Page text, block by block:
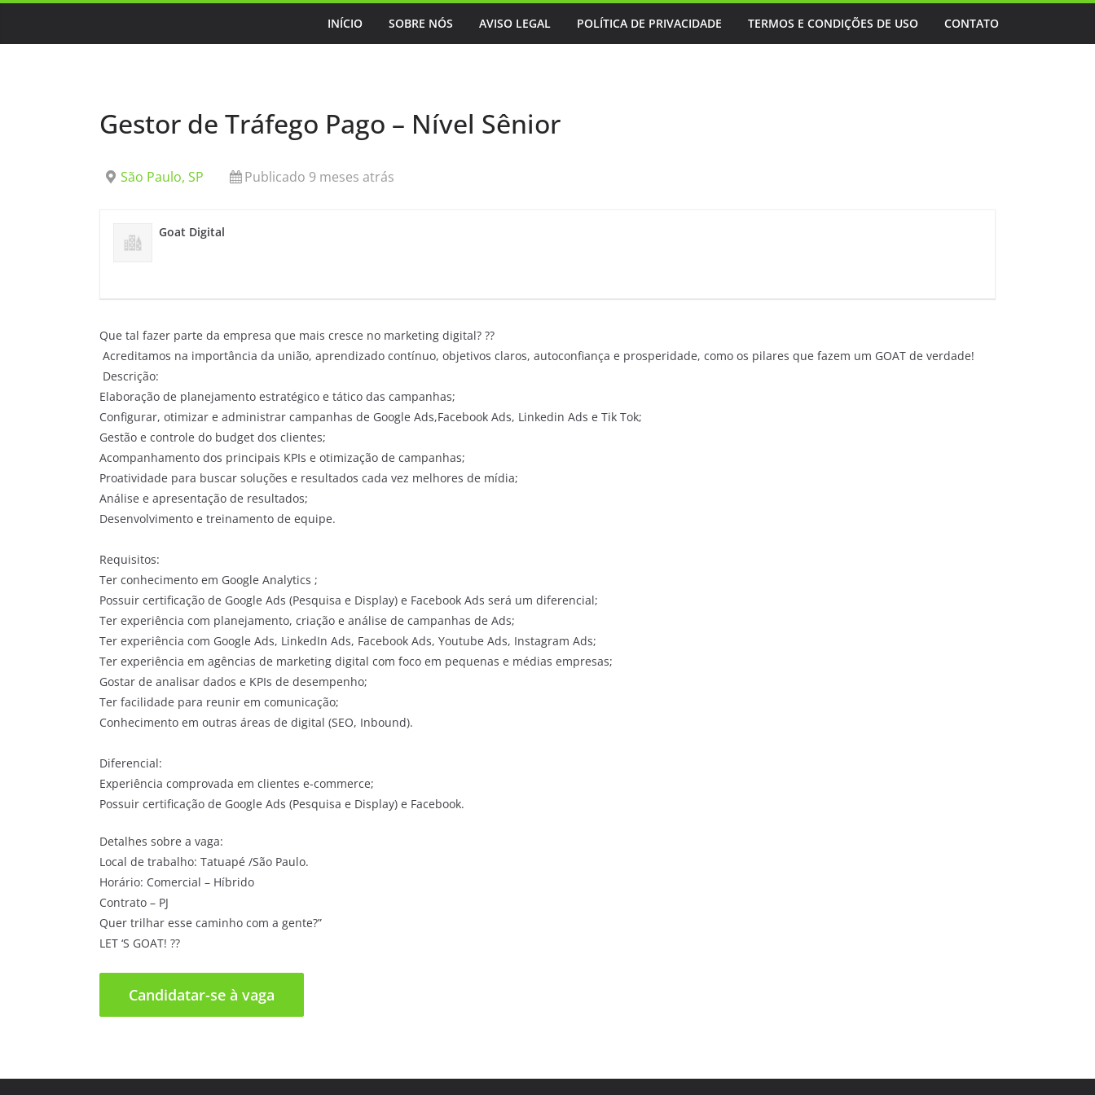
INÍCIO SOBRE NÓS AVISO LEGAL POLÍTICA DE PRIVACIDADE TERMOS E CONDIÇÕES DE USO CONTATO
Gestor de Tráfego Pago – Nível Sênior
São Paulo, SP Publicado 9 meses atrás
Goat Digital
Que tal fazer parte da empresa que mais cresce no marketing digital? ??
Acreditamos na importância da união, aprendizado contínuo, objetivos claros, autoconfiança e prosperidade, como os pilares que fazem um GOAT de verdade!
Descrição:
Elaboração de planejamento estratégico e tático das campanhas;
Configurar, otimizar e administrar campanhas de Google Ads,Facebook Ads, Linkedin Ads e Tik Tok;
Gestão e controle do budget dos clientes;
Acompanhamento dos principais KPIs e otimização de campanhas;
Proatividade para buscar soluções e resultados cada vez melhores de mídia;
Análise e apresentação de resultados;
Desenvolvimento e treinamento de equipe.
Requisitos:
Ter conhecimento em Google Analytics ;
Possuir certificação de Google Ads (Pesquisa e Display) e Facebook Ads será um diferencial;
Ter experiência com planejamento, criação e análise de campanhas de Ads;
Ter experiência com Google Ads, LinkedIn Ads, Facebook Ads, Youtube Ads, Instagram Ads;
Ter experiência em agências de marketing digital com foco em pequenas e médias empresas;
Gostar de analisar dados e KPIs de desempenho;
Ter facilidade para reunir em comunicação;
Conhecimento em outras áreas de digital (SEO, Inbound).
Diferencial:
Experiência comprovada em clientes e-commerce;
Possuir certificação de Google Ads (Pesquisa e Display) e Facebook.
Detalhes sobre a vaga:
Local de trabalho: Tatuapé /São Paulo.
Horário: Comercial – Híbrido
Contrato – PJ
Quer trilhar esse caminho com a gente?”
LET ‘S GOAT! ??